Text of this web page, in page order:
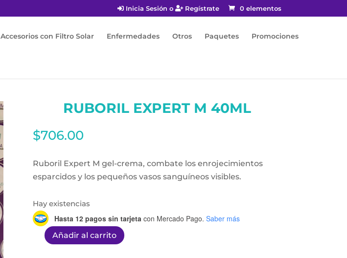
Inicia Sesión o Regístrate 0 elementos
Accesorios con Filtro Solar Enfermedades Otros Paquetes Promociones
RUBORIL EXPERT M 40ML
$706.00
Ruboril Expert M gel-crema, combate los enrojecimientos
esparcidos y los pequeños vasos sanguíneos visibles.
Hay existencias
Hasta 12 pagos sin tarjeta con Mercado Pago. Saber más
Ruboril
Añadir al carrito